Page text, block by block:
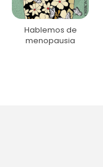
Hablemos de
menopausia